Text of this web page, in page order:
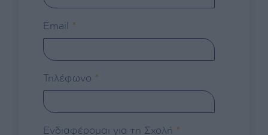
Email *
Τηλέφωνο *
Ενδιαφέρομαι για τη Σχολή *